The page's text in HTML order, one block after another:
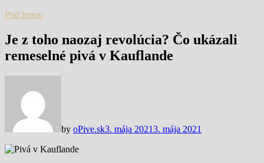
Pod lupou
Je z toho naozaj revolúcia? Čo ukázali
remeselné pivá v Kauflande
by oPive.sk3. mája 20213. mája 2021